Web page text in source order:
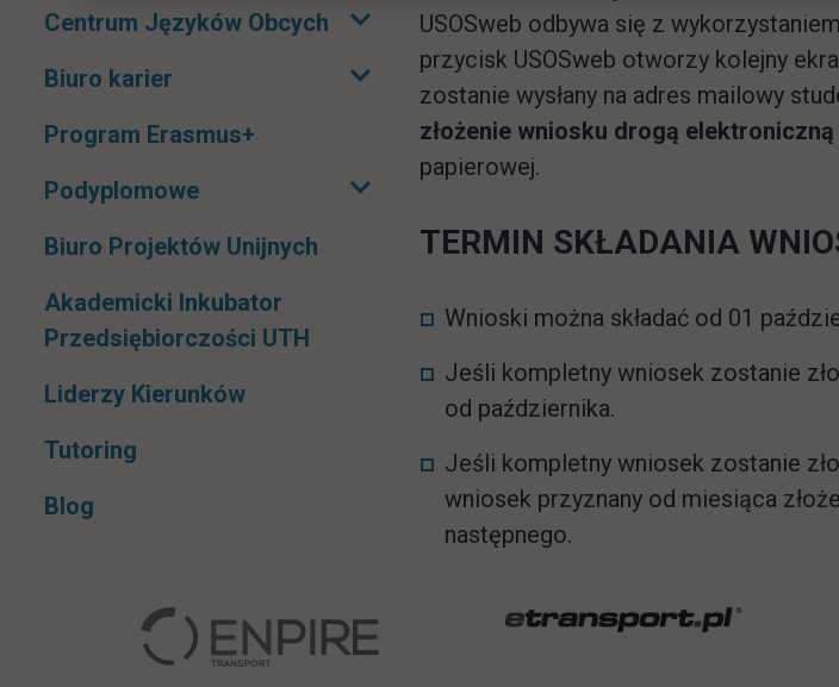
Centrum Języków Obcych
Rozwiń podmenu
Biuro karier
Program Erasmus+
Podyplomowe
Biuro Projektów Unijnych
Akademicki Inkubator
Przedsiębiorczości UTH
Liderzy Kierunków
Tutoring
Blog
USOSweb odbywa się z
przycisk USOSweb otworzy kolejny
zostanie wysłany na adres mailowy
złożenie wniosku drogą elektroniczną
papierowej.
TERMIN SKŁADANIA
Wnioski można składać od 01
Jeśli kompletny wniosek zostanie
od października.
Jeśli kompletny wniosek zostanie
wniosek przyznany od miesiąca
następnego.